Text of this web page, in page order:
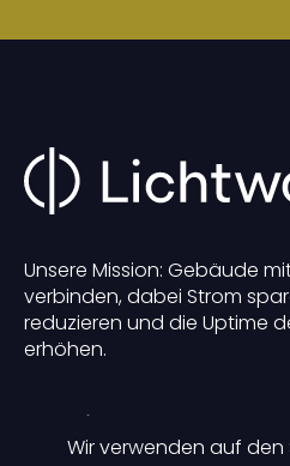
Unsere Mission: Gebäude
verbinden, dabei Strom
reduzieren und die Uptime
erhöhen.
Service
Wir verwenden auf den